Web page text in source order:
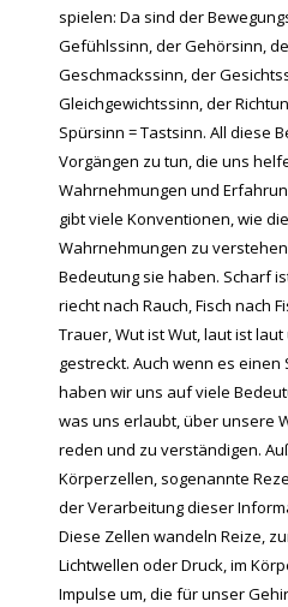
spielen: Da sind der
Gefühlssinn, der Gehörsinn,
Geschmackssinn, der
Gleichgewichtssinn, der
Spürsinn = Tastsinn. All diese
Vorgängen zu tun, die uns
Wahrnehmungen und
gibt viele Konventionen, wie
Wahrnehmungen zu
Bedeutung sie haben. Scharf
riecht nach Rauch, Fisch nach
Trauer, Wut ist Wut, laut ist
gestreckt. Auch wenn es einen
haben wir uns auf viele
was uns erlaubt, über unsere
reden und zu verständigen.
Körperzellen, sogenannte
der Verarbeitung dieser
Diese Zellen wandeln Reize,
Lichtwellen oder Druck, im
Impulse um, die für unser